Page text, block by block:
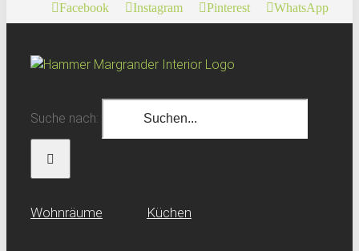
Facebook Instagram Pinterest WhatsApp
Suche nach:
Wohn­räume Küchen